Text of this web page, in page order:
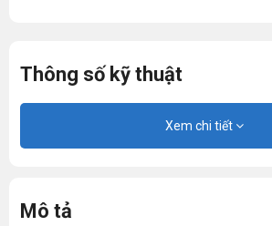
Mô tả
Thông số kỹ thuật
Xem chi tiết